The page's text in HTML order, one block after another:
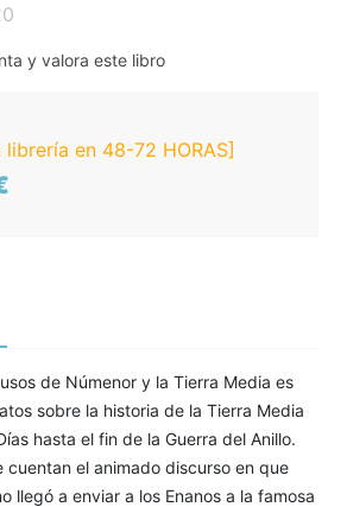
y valora este libro
en 48-72 HORAS]
de Númenor y la Tierra Media es
sobre la historia de la Tierra Media
hasta el fin de la Guerra del Anillo.
cuentan el animado discurso en que
llegó a enviar a los Enanos a la famosa